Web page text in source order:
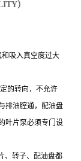
）
吸入真空度过大
的转向，不允许
排油腔通，配油盘
叶片泵必须专门设
、转子、配油盘都